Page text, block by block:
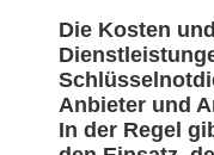
Die Kosten
Anbieter und
In der Regel